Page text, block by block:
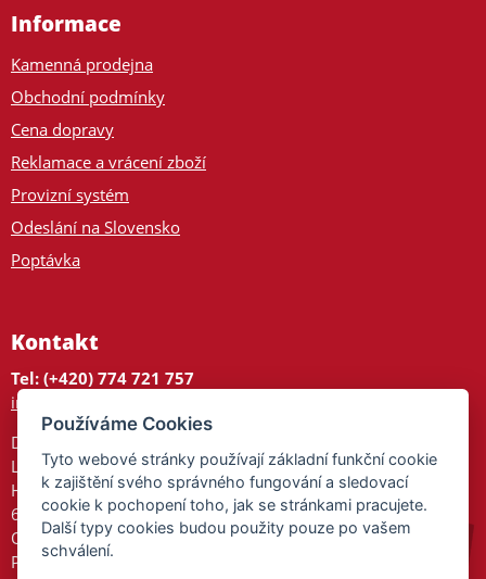
Informace
Kamenná prodejna
Obchodní podmínky
Cena dopravy
Reklamace a vrácení zboží
Provizní systém
Odeslání na Slovensko
Poptávka
Kontakt
Tel: (+420) 774 721 757
info@tajnedarky.cz
Dárkové centrum
Legionářů 2
Hodonín
695 01
Otevřeno:
Po-Pá 9-17
Používáme Cookies
Tyto webové stránky používají základní funkční cookie
k zajištění svého správného fungování a sledovací
cookie k pochopení toho, jak se stránkami pracujete.
Další typy cookies budou použity pouze po vašem
schválení.